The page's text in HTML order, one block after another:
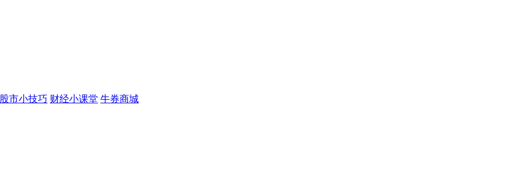
股市小技巧 财经小课堂 牛券商城